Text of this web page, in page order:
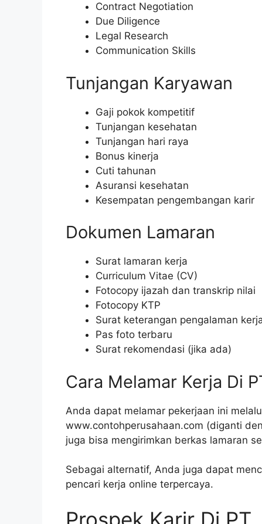
Contract Negotiation
Due Diligence
Legal Research
Communication Skills
Tunjangan Karyawan
Gaji pokok kompetitif
Tunjangan kesehatan
Tunjangan hari raya
Bonus kinerja
Cuti tahunan
Asuransi kesehatan
Kesempatan pengembangan karir
Dokumen Lamaran
Surat lamaran kerja
Curriculum Vitae (CV)
Fotocopy ijazah dan transkrip nilai
Fotocopy KTP
Surat keterangan pengalaman
Pas foto terbaru
Surat rekomendasi (jika ada)
Cara Melamar Kerja Di
Anda dapat melamar pekerjaan ini
www.contohperusahaan.com (diganti
juga bisa mengirimkan berkas lamaran
Sebagai alternatif, Anda juga dapat
pencari kerja online terpercaya.
Prospek Karir Di